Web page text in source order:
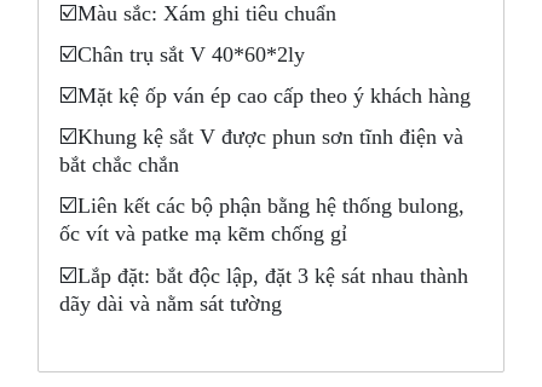
☑️Màu sắc: Xám ghi tiêu chuẩn
☑️Chân trụ sắt V 40*60*2ly
☑️Mặt kệ ốp ván ép cao cấp theo ý khách hàng
☑️Khung kệ sắt V được phun sơn tĩnh điện và
bắt chắc chắn
☑️Liên kết các bộ phận bằng hệ thống bulong,
ốc vít và patke mạ kẽm chống gỉ
☑️Lắp đặt: bắt độc lập, đặt 3 kệ sát nhau thành
dãy dài và nằm sát tường